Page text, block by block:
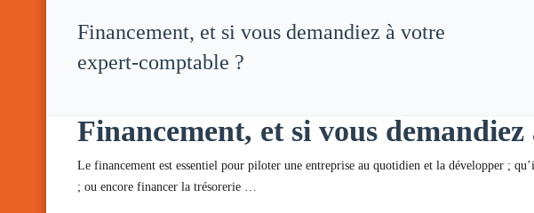
Financement, et si vous demandiez à votre
expert-comptable ?
Financement, et si vous
Le financement est essentiel pour piloter une entreprise au quotidien et la développer ;
; ou encore financer la trésorerie …